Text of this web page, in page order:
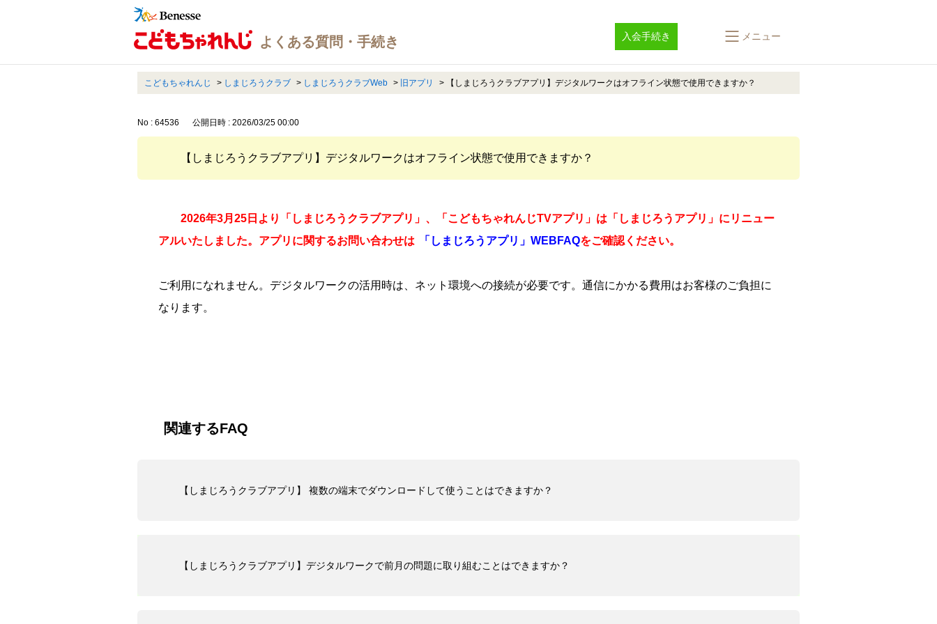
入会手続き メニュー
こどもちゃれんじ > しまじろうクラブ > しまじろうクラブWeb > 旧アプリ > 【しまじろうクラブアプリ】デジタルワークはオフライン状態で使用できますか？
No : 64536 公開日時 : 2026/03/25 00:00
【しまじろうクラブアプリ】デジタルワークはオフライン状態で使用できますか？
2026年3月25日より「しまじろうクラブアプリ」、「こどもちゃれんじTVアプリ」は「しまじろうアプリ」にリニュー
アルいたしました。アプリに関するお問い合わせは
「しまじろうアプリ」WEBFAQをご確認ください。
ご利用になれません。デジタルワークの活用時は、ネット環境への接続が必要です。通信にかかる費用はお客様のご負担に
なります。
関連するFAQ
【しまじろうクラブアプリ】 複数の端末でダウンロードして使うことはできますか？
【しまじろうクラブアプリ】デジタルワークで前月の問題に取り組むことはできますか？